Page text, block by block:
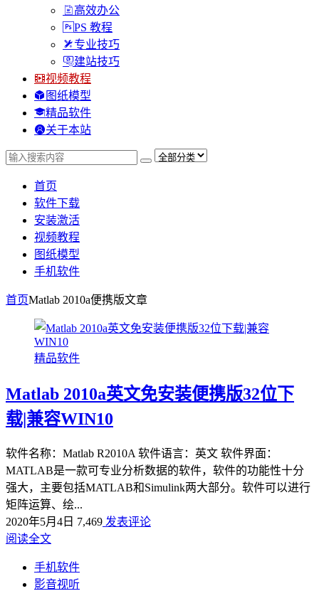
高效办公
PS 教程
专业技巧
建站技巧
视频教程
图纸模型
精品软件
关于本站
首页
软件下载
安装激活
视频教程
图纸模型
手机软件
首页Matlab 2010a便携版文章
精品软件
Matlab 2010a英文免安装便携版32位下
载|兼容WIN10
软件名称：Matlab R2010A 软件语言：英文 软件界面：
MATLAB是一款可专业分析数据的软件，软件的功能性十分
强大，主要包括MATLAB和Simulink两大部分。软件可以进行
矩阵运算、绘...
2020年5月4日 7,469 发表评论
阅读全文
手机软件
影音视听